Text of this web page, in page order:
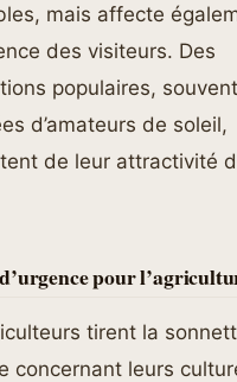
mais affecte
des visiteurs. Des
populaires, souvent
d’amateurs de soleil,
de leur attractivité
pour
tirent la
concernant leurs